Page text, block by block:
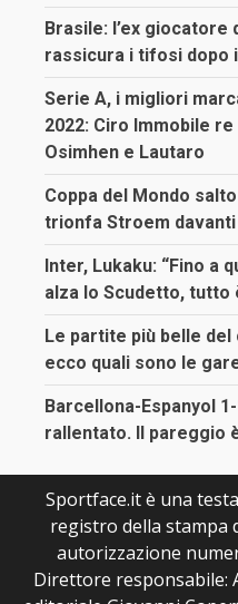
Brasile: l’ex giocatore
rassicura i tifosi dopo
Serie A, i migliori
2022: Ciro Immobile
Osimhen e Lautaro
Coppa del Mondo
trionfa Stroem
Inter, Lukaku: “Fino a
alza lo Scudetto, tutto
Le partite più belle
ecco quali sono le
Barcellona-Espanyol
rallentato. Il pareggio
Sportface.it è una
registro della stampa
autorizzazione
Direttore responsabile: